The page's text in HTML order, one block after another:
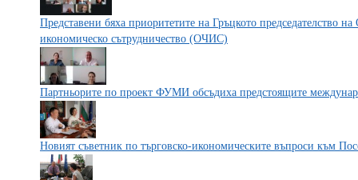
Представени бяха приоритетите на Гръцкото председателство
икономическо сътрудничество (ОЧИС)
Партньорите по проект ФУМИ обсъдиха предстоящите
Новият съветник по търговско-икономическите въпроси към